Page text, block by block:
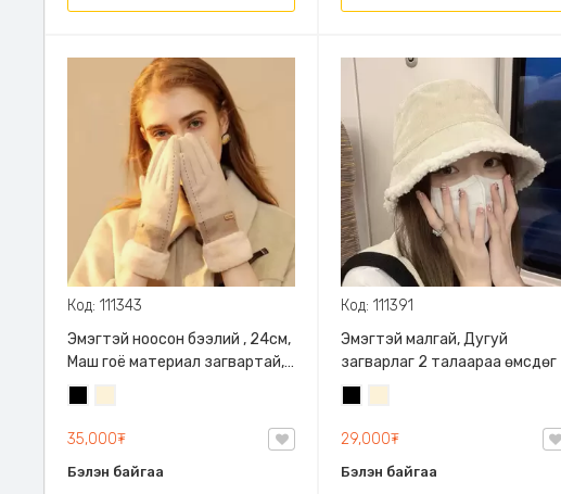
Код: 111343
Эмэгтэй ноосон бээлий , 24см,
Маш гоё материал загвартай,
дулаахан дотортой таны
гарын дааруулахгүй
35,000₮
Бэлэн байгаа
Код: 111391
Эмэгтэй малгай, Дугуй
загварлаг 2 талаараа өмсдөг
29,000₮
Бэлэн байгаа